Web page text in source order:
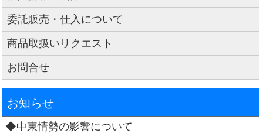
委託販売・仕入について
商品取扱いリクエスト
お問合せ
お知らせ
◆中東情勢の影響について